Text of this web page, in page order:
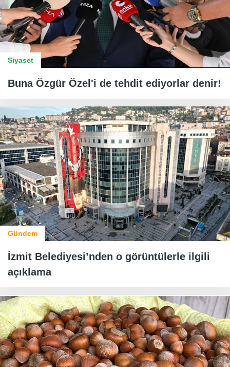
Siyaset
Buna Özgür Özel'i de tehdit ediyorlar denir!
Gündem
İzmit Belediyesi’nden o görüntülerle ilgili
açıklama